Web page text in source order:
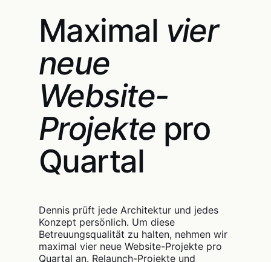
Maximal vier
neue
Website-
Projekte pro
Quartal
Dennis prüft jede Architektur und jedes
Konzept persönlich. Um diese
Betreuungsqualität zu halten, nehmen wir
maximal vier neue Website-Projekte pro
Quartal an. Relaunch-Projekte und